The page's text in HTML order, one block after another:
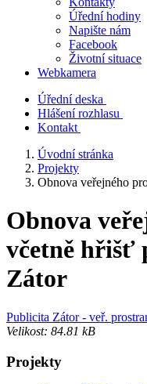
Úřední hodiny
Napište nám
Facebook
Životní situace
Webkamera
Úřední deska
Hlášení rozhlasu
Kontakt
Úvodní stránka
Projekty
Obnova veřejného
Obnova
včetně hřišť
Zátor
Publicita Zátor - veř.
Velikost: 84.81 kB
Projekty